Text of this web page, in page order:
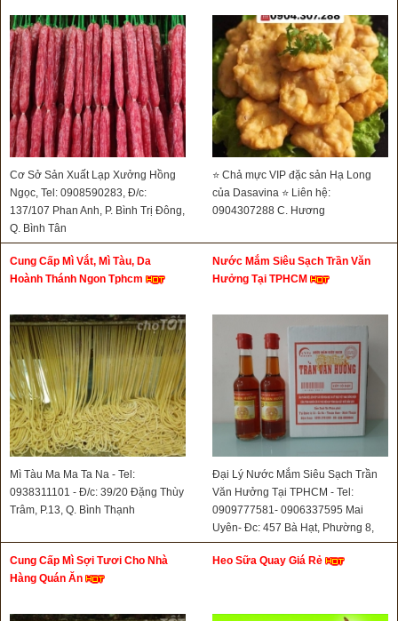
Cơ Sở Sản Xuất Lạp Xưởng Hồng
Ngọc, Tel: 0908590283, Đ/c:
137/107 Phan Anh, P. Bình Trị Đông,
Q. Bình Tân
⭐ Chả mực VIP đặc sản Hạ Long
của Dasavina ⭐ Liên hệ:
0904307288 C. Hương
Cung Cấp Mì Vắt, Mì Tàu, Da
Hoành Thánh Ngon Tphcm
Mì Tàu Ma Ma Ta Na - Tel:
0938311101 - Đ/c: 39/20 Đặng Thùy
Trâm, P.13, Q. Bình Thạnh
Nước Mắm Siêu Sạch Trần Văn
Hưởng Tại TPHCM
Đại Lý Nước Mắm Siêu Sạch Trần
Văn Hưởng Tại TPHCM - Tel:
0909777581- 0906337595 Mai
Uyên- Đc: 457 Bà Hạt, Phường 8,
Quận 10
Cung Cấp Mì Sợi Tươi Cho Nhà
Hàng Quán Ăn
Heo Sữa Quay Giá Rẻ